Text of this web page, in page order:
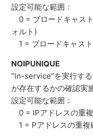
設定可能な範囲：
0 = ブロードキャス
ォルト)
1 = ブロードキャス
NOIPUNIQUE
“In-service”を実行す
が存在するかの確認実
設定可能な範囲：
0 = IPアドレスの重
1 = Pアドレスの重複